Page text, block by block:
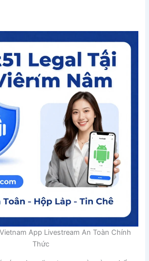
App Livestream An Toàn Chính
Thức